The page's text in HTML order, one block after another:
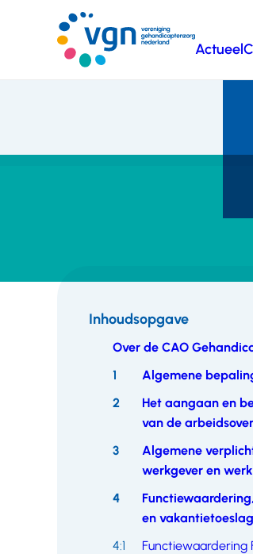
hoofdinhoud
Actueel
Inhoudsopgave
Inhoudsopgave
overslaan
Over de CAO
1
Algemene
2
Het aangaan en
van de
3
Algemene
werkgever en
4
en vakantietoeslag
4:1
Functiewaardering